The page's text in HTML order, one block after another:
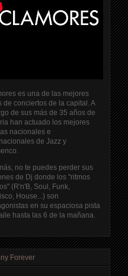
es una de las mejores
de conciertos de la capital. A
de sus más de 35 años de
han actuado los mejores
nacionales e
de Jazz y
no te puedes perder sus
de Dj donde los "ritmos
(R'n'B, Soul, Funk,
House...) son
en su espaciosa pista
hasta las 6 de la mañana.
Forever